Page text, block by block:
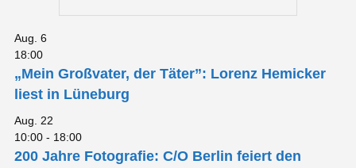
Aug. 6
18:00
„Mein Großvater, der Täter”: Lorenz Hemicker
liest in Lüneburg
Aug. 22
10:00 - 18:00
200 Jahre Fotografie: C/O Berlin feiert den